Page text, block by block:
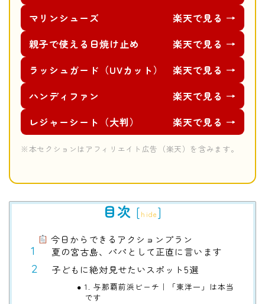
マリンシューズ
楽天で見る →
親子で使える日焼け止め
楽天で見る →
ラッシュガード（UVカット）
楽天で見る →
ハンディファン
楽天で見る →
レジャーシート（大判）
楽天で見る →
※本セクションはアフィリエイト広告（楽天）を含みます。
目次 [hide]
今日からできるアクションプラン
夏の宮古島、パパとして正直に言います
子どもに絶対見せたいスポット5選
1. 与那覇前浜ビーチ｜「東洋一」は本当
です